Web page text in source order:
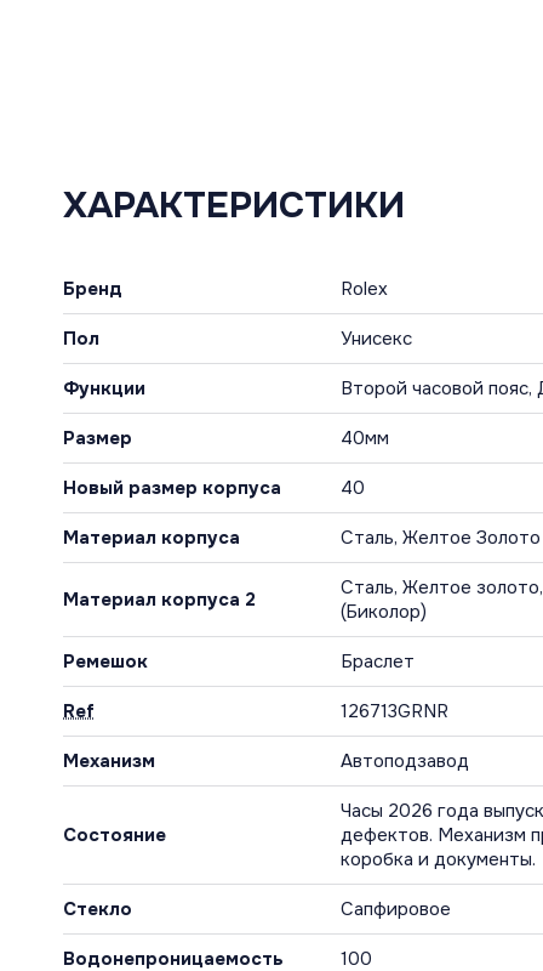
ХАРАКТЕРИСТИКИ
Бренд Rolex
Пол Унисекс
Функции Второй часовой пояс,
Размер 40мм
Новый размер корпуса 40
Материал корпуса Сталь, Желтое Золото
Материал корпуса 2
Сталь, Желтое
(Биколор)
Ремешок Браслет
Ref 126713GRNR
Механизм Автоподзавод
Состояние
Часы 2026 года
дефектов. Механизм
коробка и документы.
Стекло Сапфировое
Водонепроницаемость 100